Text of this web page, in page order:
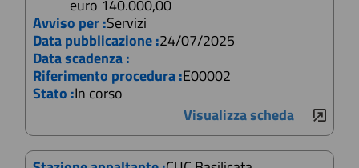
euro 140.000,00
Avviso per :Servizi
Data pubblicazione :24/07/2025
Data scadenza :
Riferimento procedura :E00002
Stato :In corso
Visualizza scheda